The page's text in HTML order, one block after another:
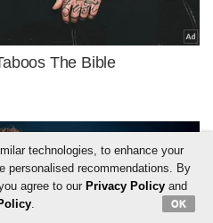
technologies, to enhance your
personalised recommendations. By
agree to our Privacy Policyand
. OK